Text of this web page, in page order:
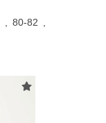
, 80-82 ,